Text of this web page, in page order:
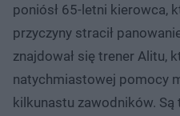
poniósł 65-letni kierowca,
przyczyny stracił
znajdował się trener Alitu,
natychmiastowej pomocy
kilkunastu zawodników.